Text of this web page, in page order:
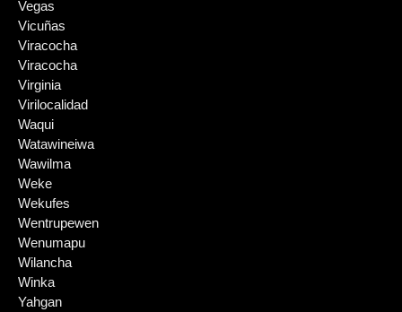
Vegas
Vicuñas
Viracocha
Viracocha
Virginia
Virilocalidad
Waqui
Watawineiwa
Wawilma
Weke
Wekufes
Wentrupewen
Wenumapu
Wilancha
Winka
Yahgan